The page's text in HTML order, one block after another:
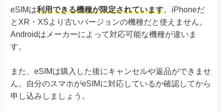
eSIMは利用できる機種が限定されています。iPhoneだ
とXR・XSより古いバージョンの機種だと使えません。
Androidはメーカーによって対応可能な機種が違いま
す。
また、eSIMは購入した後にキャンセルや返品ができませ
ん。自分のスマホがeSIMに対応しているか確認してから
申し込みしましょう。